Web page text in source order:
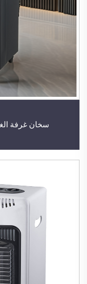
سخان غرفة